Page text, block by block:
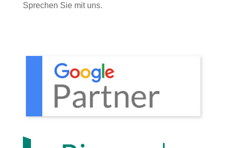
Sprechen Sie mit uns.